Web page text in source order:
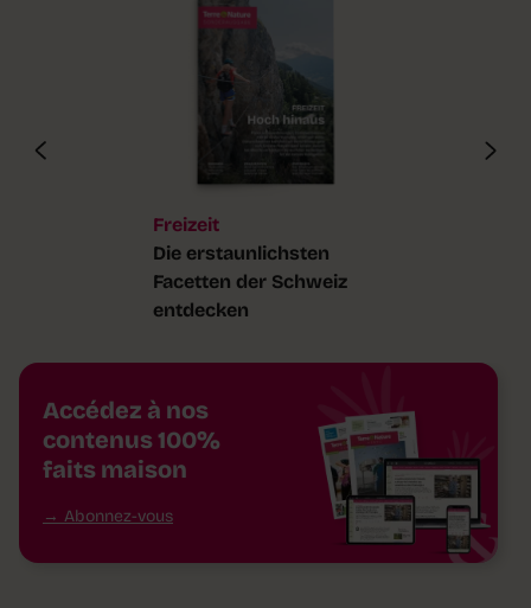
Freizeit
Die erstaunlichsten
Facetten der Schweiz
entdecken
Accédez à nos
contenus 100%
faits maison
Abonnez-vous